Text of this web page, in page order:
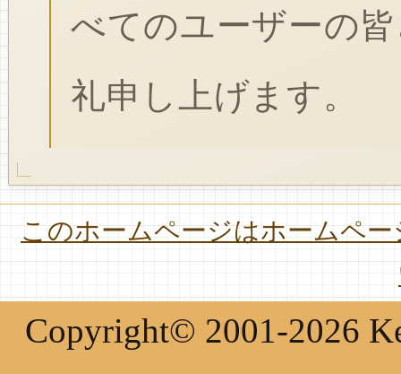
べてのユーザーの
礼申し上げます。
このホームページはホームペ
Copyright© 2001-2026